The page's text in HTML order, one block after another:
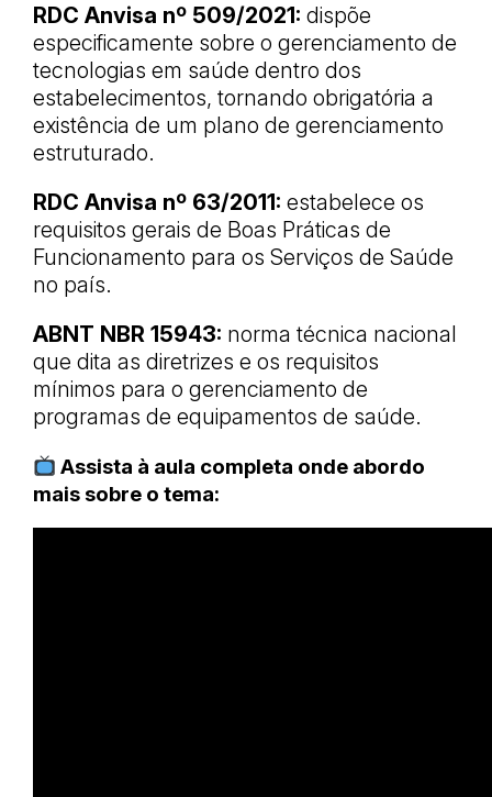
RDC Anvisa nº 509/2021: dispõe
especificamente sobre o gerenciamento de
tecnologias em saúde dentro dos
estabelecimentos, tornando obrigatória a
existência de um plano de gerenciamento
estruturado.
RDC Anvisa nº 63/2011: estabelece os
requisitos gerais de Boas Práticas de
Funcionamento para os Serviços de Saúde
no país.
ABNT NBR 15943: norma técnica nacional
que dita as diretrizes e os requisitos
mínimos para o gerenciamento de
programas de equipamentos de saúde.
Assista à aula completa onde abordo
mais sobre o tema: